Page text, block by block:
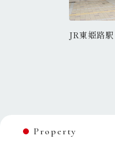
JR東姫路
城
Property